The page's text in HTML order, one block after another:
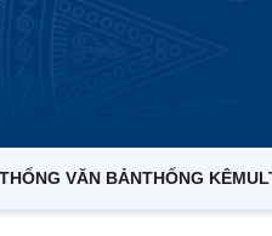
VĂN BẢNTHỐNG KÊ